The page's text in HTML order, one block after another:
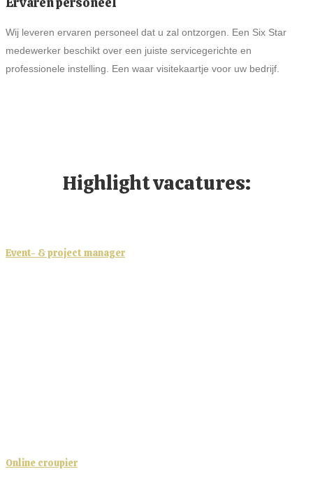
Wij leveren ervaren personeel dat u zal ontzorgen. Een Six Star
medewerker beschikt over een juiste servicegerichte en
professionele instelling. Een waar visitekaartje voor uw bedrijf.
Highlight vacatures:
Event- & project manager
Online croupier